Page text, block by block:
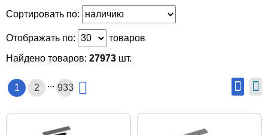
Сортировать по:
Отображать по:
товаров
Найдено товаров: 27973 шт.
1 2 ... 933